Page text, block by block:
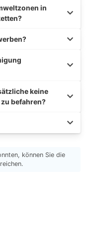
in
keine
befahren?
können Sie die